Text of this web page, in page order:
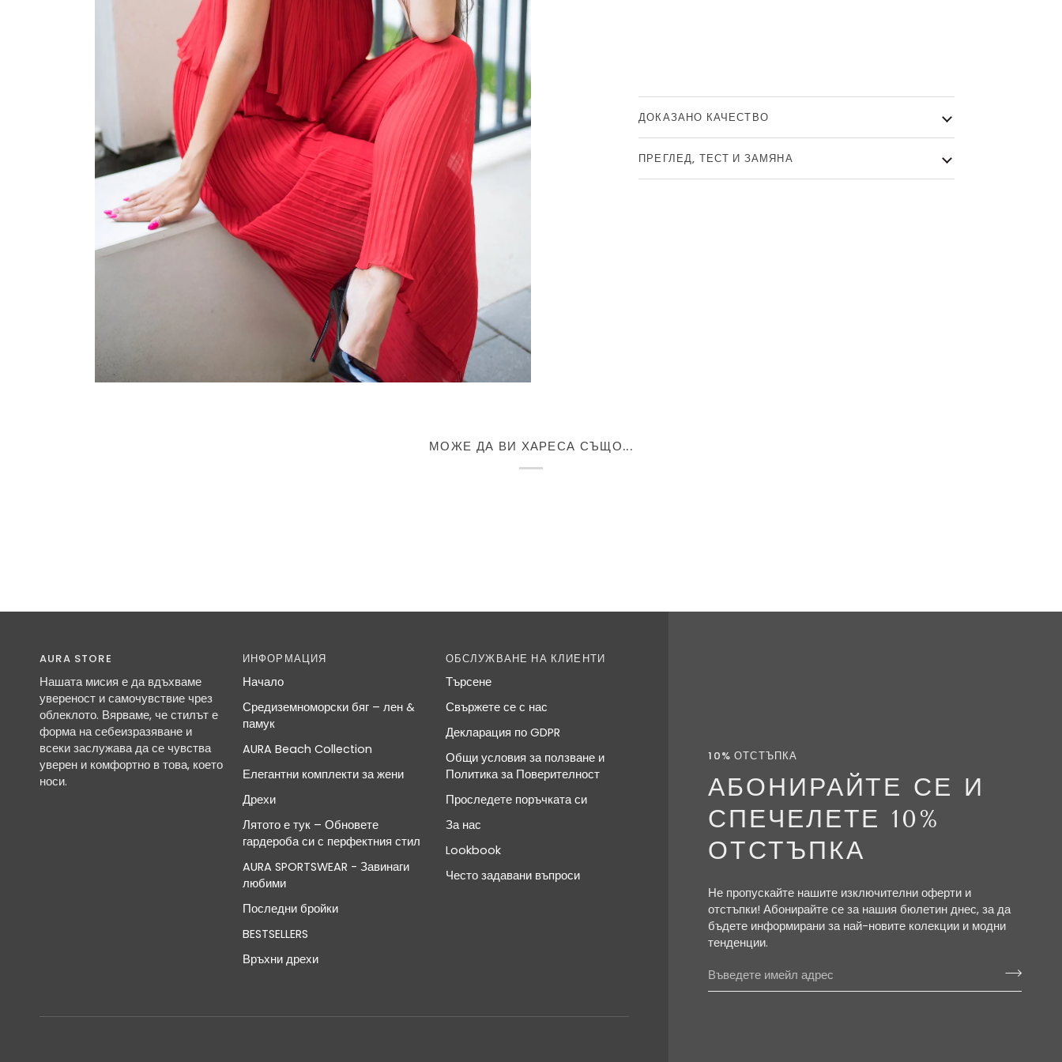
ДОКАЗАНО КАЧЕСТВО
ПРЕГЛЕД, ТЕСТ И ЗАМЯНА
МОЖЕ ДА ВИ ХАРЕСА СЪЩО...
10% ОТСТЪПКА
АБОНИРАЙТЕ СЕ И
СПЕЧЕЛЕТЕ 10%
ОТСТЪПКА
Не пропускайте нашите изключителни оферти и
отстъпки! Абонирайте се за нашия бюлетин днес, за да
бъдете информирани за най-новите колекции и модни
тенденции.
AURA STORE
Нашата мисия е да вдъхваме
увереност и самочувствие чрез
облеклото. Вярваме, че стилът е
форма на себеизразяване и
всеки заслужава да се чувства
уверен и комфортно в това, което
носи.
ИНФОРМАЦИЯ
Начало
Средиземноморски бяг – лен &
памук
AURA Beach Collection
Елегантни комплекти за жени
Дрехи
Лятото е тук – Обновете
гардероба си с перфектния стил
AURA SPORTSWEAR - Завинаги
любими
Последни бройки
BESTSELLERS
Връхни дрехи
ОБСЛУЖВАНЕ НА КЛИЕНТИ
Търсене
Свържете се с нас
Декларация по GDPR
Общи условия за ползване и
Политика за Поверителност
Проследете поръчката си
За нас
Lookbook
Често задавани въпроси